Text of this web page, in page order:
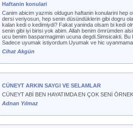
Haftanin konulari
Canim abicim yazmis oldugun haftanin konularini
dersi veriyosun, hep senin düsündüklerin gibi dogru
kalan kedi o kedimiydi? Fakat yaninda olsam bi kedi
senin gibi iyi birisi yok abim. Allah benim ömrümden
ucu benim basparmagimin ucuna degdi.Simsicakti.
Sadece uyumak istiyordum.Uyumak ve hic
Cihat Akgün
CÜNEYT ARKIN SAYGI VE SELAMLAR
CÜNEYT ABİ BEN HAYATIMDA EN ÇOK SENİ
Adnan Yılmaz